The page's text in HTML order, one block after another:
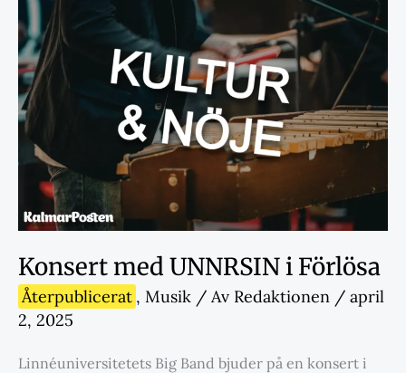
Konsert med UNNRSIN i Förlösa
Återpublicerat , Musik / Av Redaktionen / april
2, 2025
Linnéuniversitetets Big Band bjuder på en konsert i